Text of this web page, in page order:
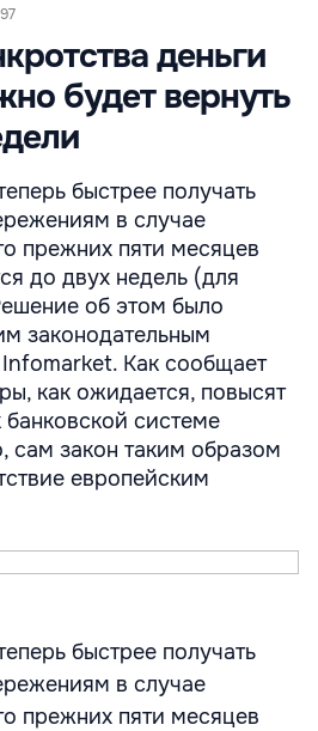
деньги
будет вернуть
быстрее получать
в случае
прежних пяти месяцев
до двух недель (для
об этом было
законодательным
Как сообщает
как ожидается, повысят
системе
сам закон таким образом
европейским
быстрее получать
в случае
прежних пяти месяцев